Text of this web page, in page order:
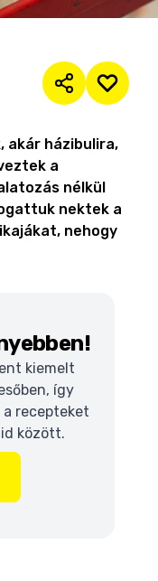
akár házibulira,
a
nélkül
nektek a
nehogy
kiemelt
így
a recepteket
között.